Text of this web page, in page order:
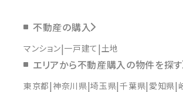
不動産の購入
マンション 一戸建て 土地
エリアから不動産購入の物件を探す
東京都 神奈川県 埼玉県 千葉県 愛知県